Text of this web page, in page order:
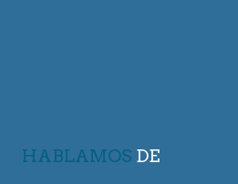
HABLAMOS DE